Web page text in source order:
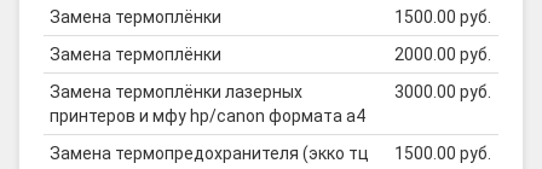
Замена термоплёнки
1500.00 руб.
Замена термоплёнки
2000.00 руб.
Замена термоплёнки лазерных
принтеров и мфу hp/canon формата а4
3000.00 руб.
Замена термопредохранителя (экко тц
1500.00 руб.